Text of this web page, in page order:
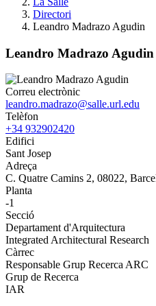
Directori
Leandro Madrazo Agudin
Leandro Madrazo Agudin
Correu electrònic
leandro.madrazo@salle.url.edu
Telèfon
+34 932902420
Edifici
Sant Josep
Adreça
C. Quatre Camins 2, 08022,
Planta
-1
Secció
Departament d'Arquitectura
Integrated Architectural Research
Càrrec
Responsable Grup Recerca ARC
Grup de Recerca
IAR